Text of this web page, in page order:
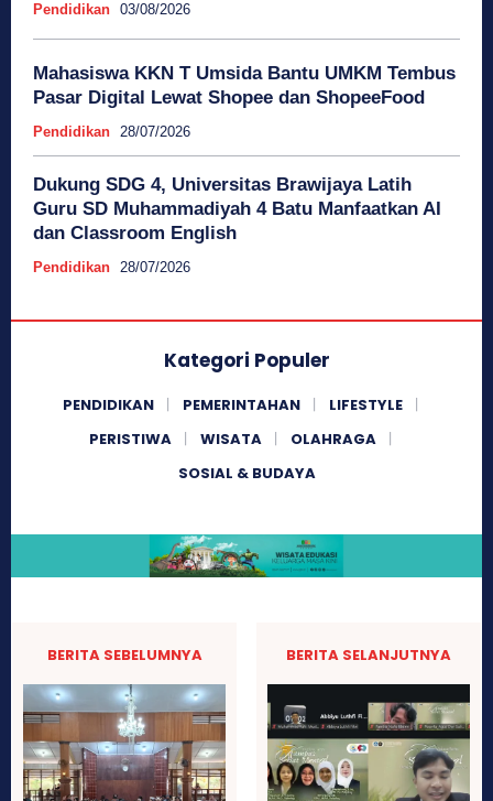
Pendidikan 03/08/2026
Mahasiswa KKN T Umsida Bantu UMKM Tembus
Pasar Digital Lewat Shopee dan ShopeeFood
Pendidikan 28/07/2026
Dukung SDG 4, Universitas Brawijaya Latih
Guru SD Muhammadiyah 4 Batu Manfaatkan AI
dan Classroom English
Pendidikan 28/07/2026
Kategori Populer
PENDIDIKAN PEMERINTAHAN
LIFESTYLE
PERISTIWA
WISATA
OLAHRAGA
SOSIAL & BUDAYA
BERITA SEBELUMNYA BERITA SELANJUTNYA